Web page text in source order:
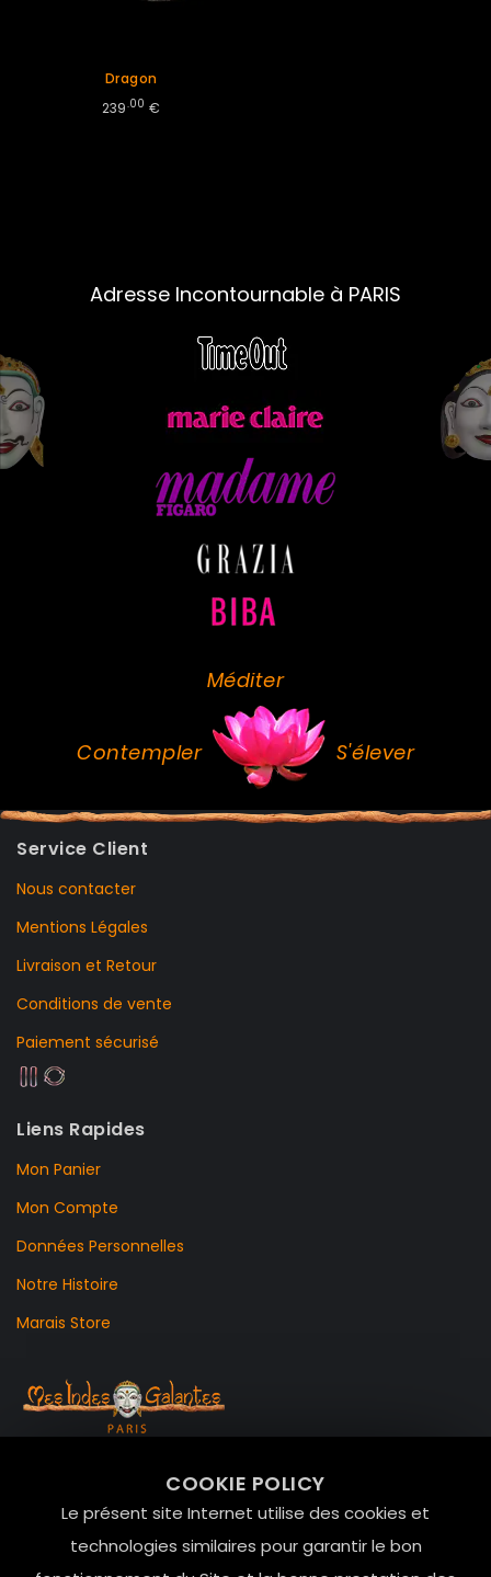
COOKIE POLICY
Le présent site Internet utilise des cookies et
technologies similaires pour garantir le bon
Dragon
239.00 €
Adresse Incontournable à PARIS
Méditer
Contempler S'élever
Service Client
Nous contacter
Mentions Légales
Livraison et Retour
Conditions de vente
Paiement sécurisé
Liens Rapides
Mon Panier
Mon Compte
Données Personnelles
Notre Histoire
Marais Store
Le Marais, 75004 Paris
contact@mesindesgalantes.com